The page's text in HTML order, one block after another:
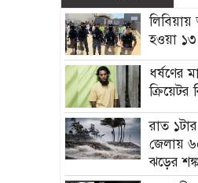
হওয়া ১৩
ধর্ষণের
ক্রিয়েটর
রাত
জেলায়
ঝড়ের